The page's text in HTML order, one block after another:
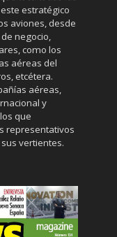
estratégico
aviones, desde
negocio,
como los
aéreas del
etcétera.
aéreas,
y
que
representativos
vertientes.